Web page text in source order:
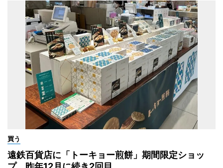
買う
遠鉄百貨店に「トーキョー煎餅」期間限定ショッ